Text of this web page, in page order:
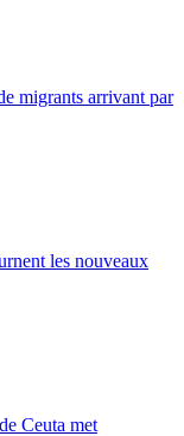
migrants arrivant par
les nouveaux
Ceuta met